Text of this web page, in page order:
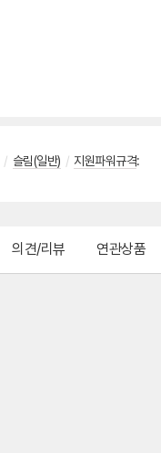
/ 슬림(일반) / 지원파워규격:
의견/리뷰 연관상품